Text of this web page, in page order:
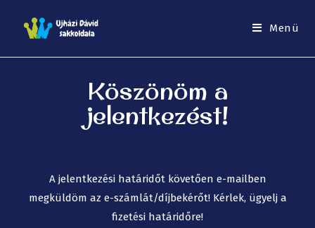
Menü
Köszönöm a
jelentkezést!
A jelentkezési határidőt követően e-mailben
megküldöm az e-számlát/díjbekérőt! Kérlek, ügyelj a
fizetési határidőre!